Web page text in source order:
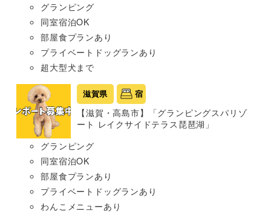
グランピング
同室宿泊OK
部屋食プランあり
プライベートドッグランあり
超大型犬まで
滋賀県 宿
【滋賀・高島市】「グランピングスパリゾ
ート レイクサイドテラス琵琶湖」
グランピング
同室宿泊OK
部屋食プランあり
プライベートドッグランあり
わんこメニューあり